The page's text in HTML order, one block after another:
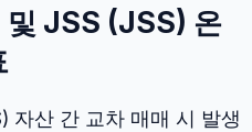
및 JSS (JSS) 온
) 자산 간 교차 매매 시 발생